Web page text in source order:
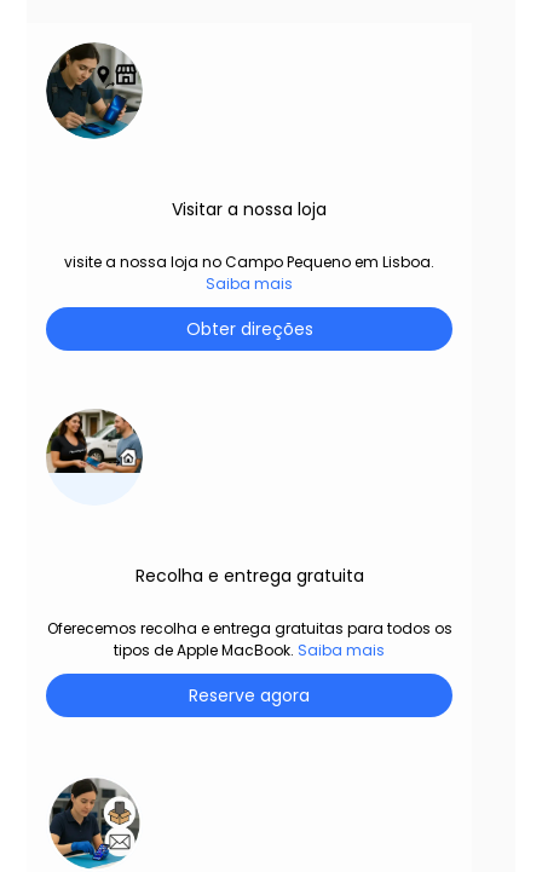
Visitar a nossa loja
visite a nossa loja no Campo Pequeno em Lisboa.
Saiba mais
Obter direções
Recolha e entrega gratuita
Oferecemos recolha e entrega gratuitas para todos os
tipos de Apple MacBook. Saiba mais
Reserve agora